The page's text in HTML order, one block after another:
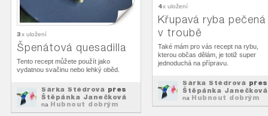
4x uložení
Křupavá ryba pečená
v troubě
Také mám pro vás recept na rybu,
kterou občas dělám, je totiž super
jednoduchá na přípravu.
Šárka Štědrová přes
Štěpánka Janečková
na Hubnout dobrým
jídlem
3x uložení
Špenátová quesadilla
Tento recept můžete použít jako
vydatnou svačinu nebo lehký oběd.
Šárka Štědrová přes
Štěpánka Janečková
na Hubnout dobrým
jídlem